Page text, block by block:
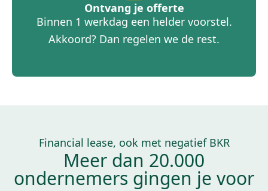
Ontvang je offerte
Binnen 1 werkdag een helder voorstel.
Akkoord? Dan regelen we de rest.
Financial lease, ook met negatief BKR
Meer dan 20.000
ondernemers gingen je voor